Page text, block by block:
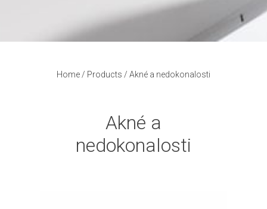
Home / Products / Akné a nedokonalosti
Akné a
nedokonalosti